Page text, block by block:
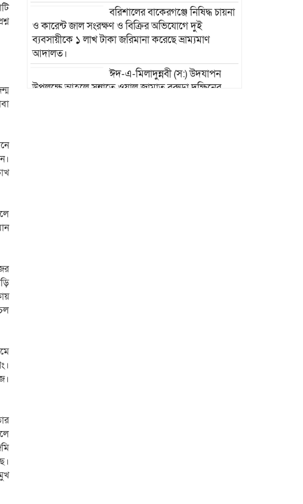
বরিশালের বাকেরগঞ্জে নিষিদ্ধ চায়না
ও কারেন্ট জাল সংরক্ষণ ও বিক্রির অভিযোগে দুই
ব্যবসায়ীকে ১ লাখ টাকা জরিমানা করেছে ভ্রাম্যমাণ
আদালত।
ঈদ-এ-মিলাদুন্নবী (স:) উদযাপন
উপলক্ষে আহলে সুন্নাতে ওয়াল জামাত বরুড়া দক্ষিনের